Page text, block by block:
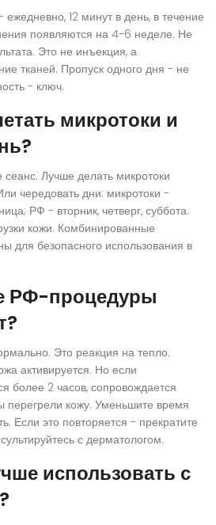
12 минут в день, в течение
появляются на 4-6 неделе. Не
Это не инъекция, а
тканей. Пропуск одного дня - не
- ключ.
микротоки и
Лучше делать микротоки
чередовать дни: микротоки -
РФ - вторник, четверг, суббота.
кожи. Комбинированные
для безопасного использования в
РФ-процедуры
Это реакция на тепло.
активируется. Но если
более 2 часов, сопровождается
кожу. Уменьшите время
Если это повторяется - прекратите
с дерматологом.
использовать с